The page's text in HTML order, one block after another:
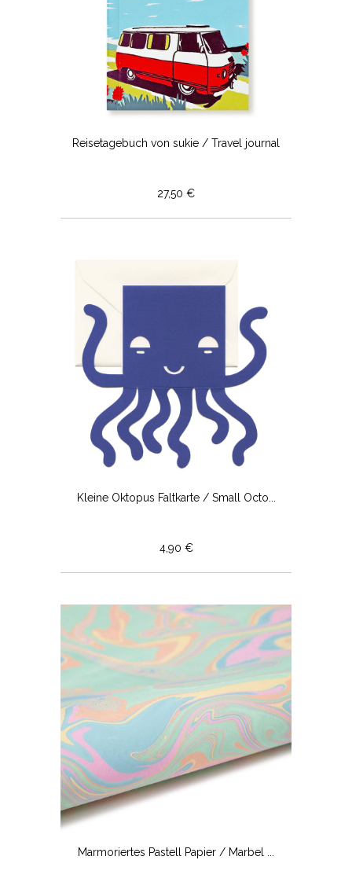
Reisetagebuch von sukie / Travel journal
27,50 €
Kleine Oktopus Faltkarte / Small Octo...
4,90 €
Marmoriertes Pastell Papier / Marbel ...